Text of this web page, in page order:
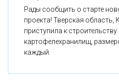
Рады сообщить о старте
проекта! Тверская
приступила к
картофелехранилищ,
каждый.